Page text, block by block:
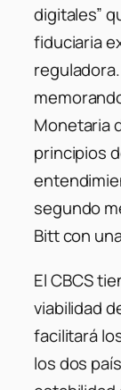
digitales”
fiduciaria
Monetaria
principios
segundo
Bitt con
El CBCS
viabilidad
facilitará
los dos